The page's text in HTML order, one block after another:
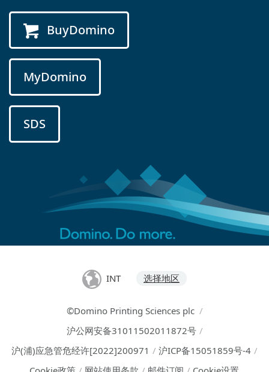
BuyDomino
MyDomino
SDS
INT 选择地区
©Domino Printing Sciences plc /
沪公网安备31011502011872号 /
沪(浦)应急管危经许[2022]200971 / 沪ICP备15051859号-4 /